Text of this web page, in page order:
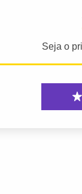
Seja o